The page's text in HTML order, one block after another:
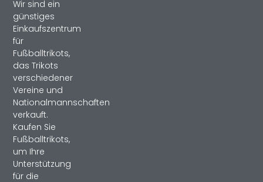
Wir sind ein
günstiges
Einkaufszentrum
für
Fußballtrikots,
das Trikots
verschiedener
Vereine und
Nationalmannschaften
verkauft.
Kaufen Sie
Fußballtrikots,
um Ihre
Unterstützung
für die